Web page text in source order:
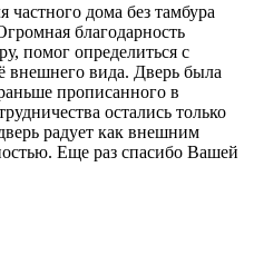
частного дома без тамбура
благодарность
помог определиться с
внешнего вида. Дверь была
прописанного в
остались только
радует как внешним
Еще раз спасибо Вашей